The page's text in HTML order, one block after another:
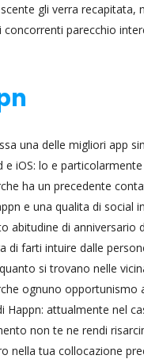
gli verra recapitata,
concorrenti parecchio
una delle migliori app
e iOS: lo e
ha un precedente
e una qualita di social
abitudine di anniversario
di farti intuire dalle
si trovano nelle
ognuno opportunismo
Happn: attualmente nel
non te ne rendi
nella tua collocazione